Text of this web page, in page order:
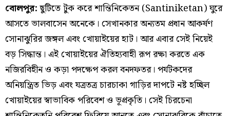
বোলপুর:ছুটিতে টুক করে শান্তিনিকেতন (Santiniketan) ঘুরে
আসতে ভালবাসেন অনেকে। সেখানকার অন্যতম প্রধান আকর্ষণ
সোনাঝুরির জঙ্গল এবং খোয়াইয়ের হাট। আর এবার সেই নিয়েই
বড় সিদ্ধান্ত। এই খোয়াইয়ের ঐতিহ্যবাহী রূপ রক্ষা করতে এক
নজিরবিহীন ও কড়া পদক্ষেপ করল বনদফতর। পর্যটকদের
অনিয়ন্ত্রিত ভিড় এবং যত্রতত্র চারচাকা গাড়ির দাপটে নষ্ট হচ্ছিল
খোয়াইয়ের স্বাভাবিক পরিবেশ ও ভূপ্রকৃতি। সেই চিরচেনা